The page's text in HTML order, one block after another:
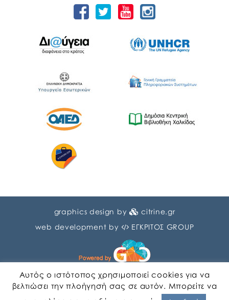
graphics design by
citrine.gr
web development by
ΕΓΚΡΙΤΟΣ GROUP
Αυτός ο ιστότοπος χρησιμοποιεί cookies για να
βελτιώσει την πλοήγησή σας σε αυτόν. Μπορείτε να